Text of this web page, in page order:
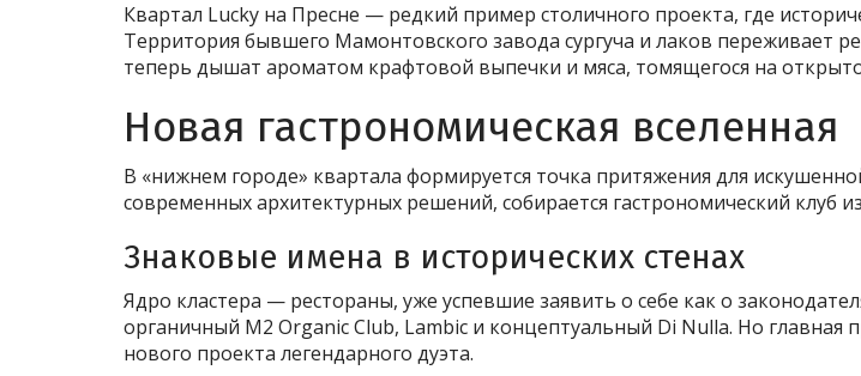
Квартал Lucky на Пресне — редкий пример столичного проекта, где
Территория бывшего Мамонтовского завода сургуча и лаков переживает
теперь дышат ароматом крафтовой выпечки и мяса, томящегося на
Новая гастрономическая вселенная
В «нижнем городе» квартала формируется точка притяжения для
современных архитектурных решений, собирается гастрономический клуб
Знаковые имена в исторических стенах
Ядро кластера — рестораны, уже успевшие заявить о себе как о
органичный M2 Organic Club, Lambic и концептуальный Di Nulla. Но
нового проекта легендарного дуэта.